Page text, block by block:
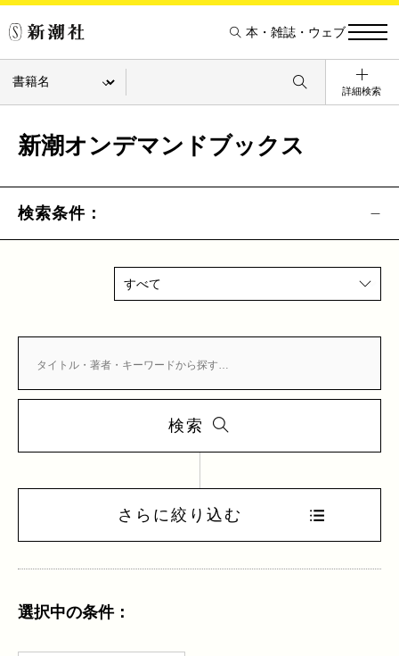
本・雑誌・ウェブ
詳細検索
新潮オンデマンドブックス
検索条件：
すべて
検索
さらに絞り込む
選択中の条件：